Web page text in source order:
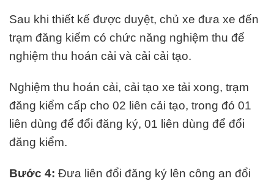
Sau khi thiết kế được duyệt, chủ xe đưa xe đến
trạm đăng kiểm có chức năng nghiệm thu để
nghiệm thu hoán cải và cải cải tạo.
Nghiệm thu hoán cải, cải tạo xe tải xong, trạm
đăng kiểm cấp cho 02 liên cải tạo, trong đó 01
liên dùng để đổi đăng ký, 01 liên dùng để đổi
đăng kiểm.
Bước 4: Đưa liên đổi đăng ký lên công an đổi